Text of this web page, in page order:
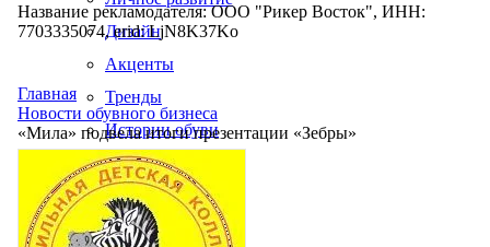
Дизайн
Акценты
Тренды
Истории обуви
Производство
Название рекламодателя: ООО "Рикер Восток", ИНН:
7703335074, erid: LjN8K37Ko
Главная
Новости обувного бизнеса
«Мила» подвела итоги презентации «Зебры»